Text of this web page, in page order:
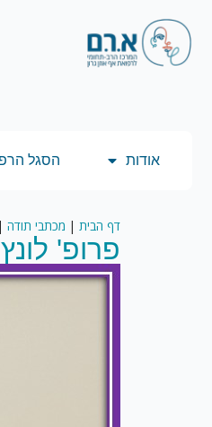
אודות הסגל
דף הבית | מכתבי תודה |
פרופ'